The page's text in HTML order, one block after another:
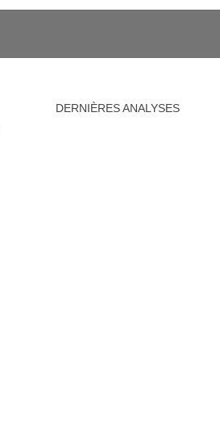
DERNIÈRES ANALYSES